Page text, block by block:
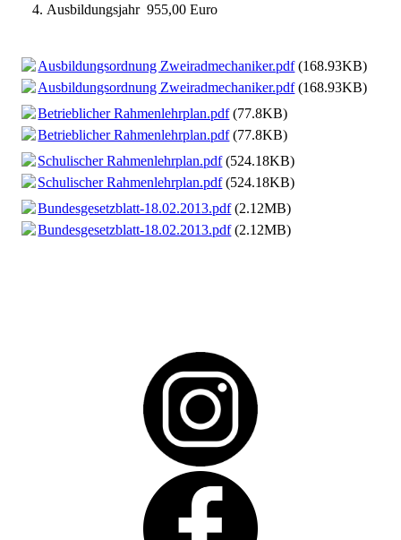
Ausbildungsjahr 955,00 Euro
Ausbildungsordnung Zweiradmechaniker.pdf(168.93KB)
Ausbildungsordnung Zweiradmechaniker.pdf(168.93KB)
Betrieblicher Rahmenlehrplan.pdf(77.8KB)
Betrieblicher Rahmenlehrplan.pdf(77.8KB)
Schulischer Rahmenlehrplan.pdf(524.18KB)
Schulischer Rahmenlehrplan.pdf(524.18KB)
Bundesgesetzblatt-18.02.2013.pdf(2.12MB)
Bundesgesetzblatt-18.02.2013.pdf(2.12MB)